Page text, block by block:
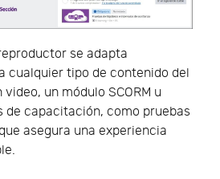
se adapta
cualquier tipo de contenido del
un módulo SCORM u
de capacitación, como pruebas
asegura una experiencia